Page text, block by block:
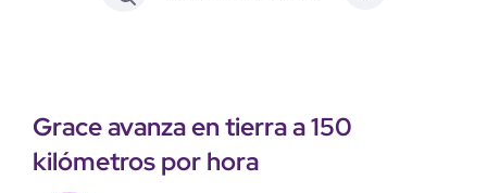
Grace avanza en tierra a 150
kilómetros por hora